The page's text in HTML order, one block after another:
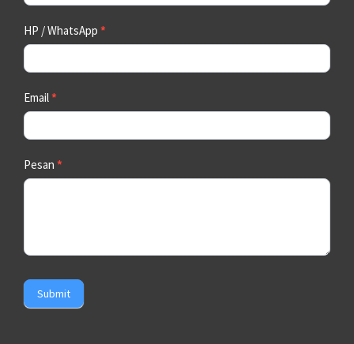
HP / WhatsApp *
Email*
Pesan *
Submit